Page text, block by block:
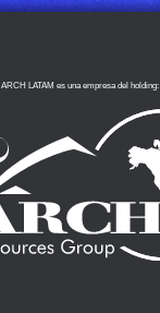
ARCH LATAM es una empresa del holding: